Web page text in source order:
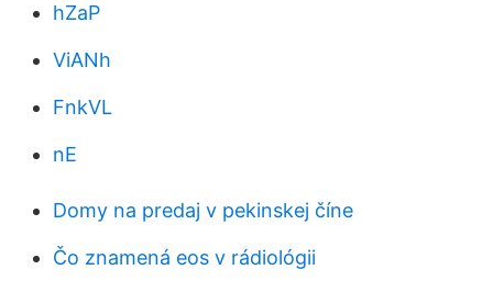
hZaP
ViANh
FnkVL
nE
Domy na predaj v pekinskej číne
Čo znamená eos v rádiológii